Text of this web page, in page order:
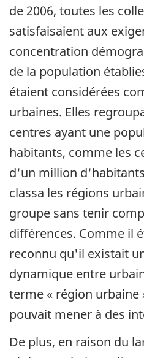
de 2006, toutes les
satisfaisaient aux
concentration
de la population
étaient considérées
urbaines. Elles
centres ayant une
habitants, comme les
d'un million
classa les régions
groupe sans tenir
différences. Comme il
reconnu qu'il existait
dynamique entre
terme « région
pouvait mener à des
De plus, en raison du